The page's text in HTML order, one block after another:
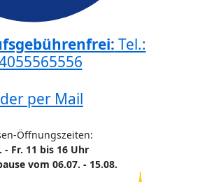
Tel.:
per Mail
Öffnungszeiten:
- Fr. 11 bis 16 Uhr
vom 06.07. - 15.08.